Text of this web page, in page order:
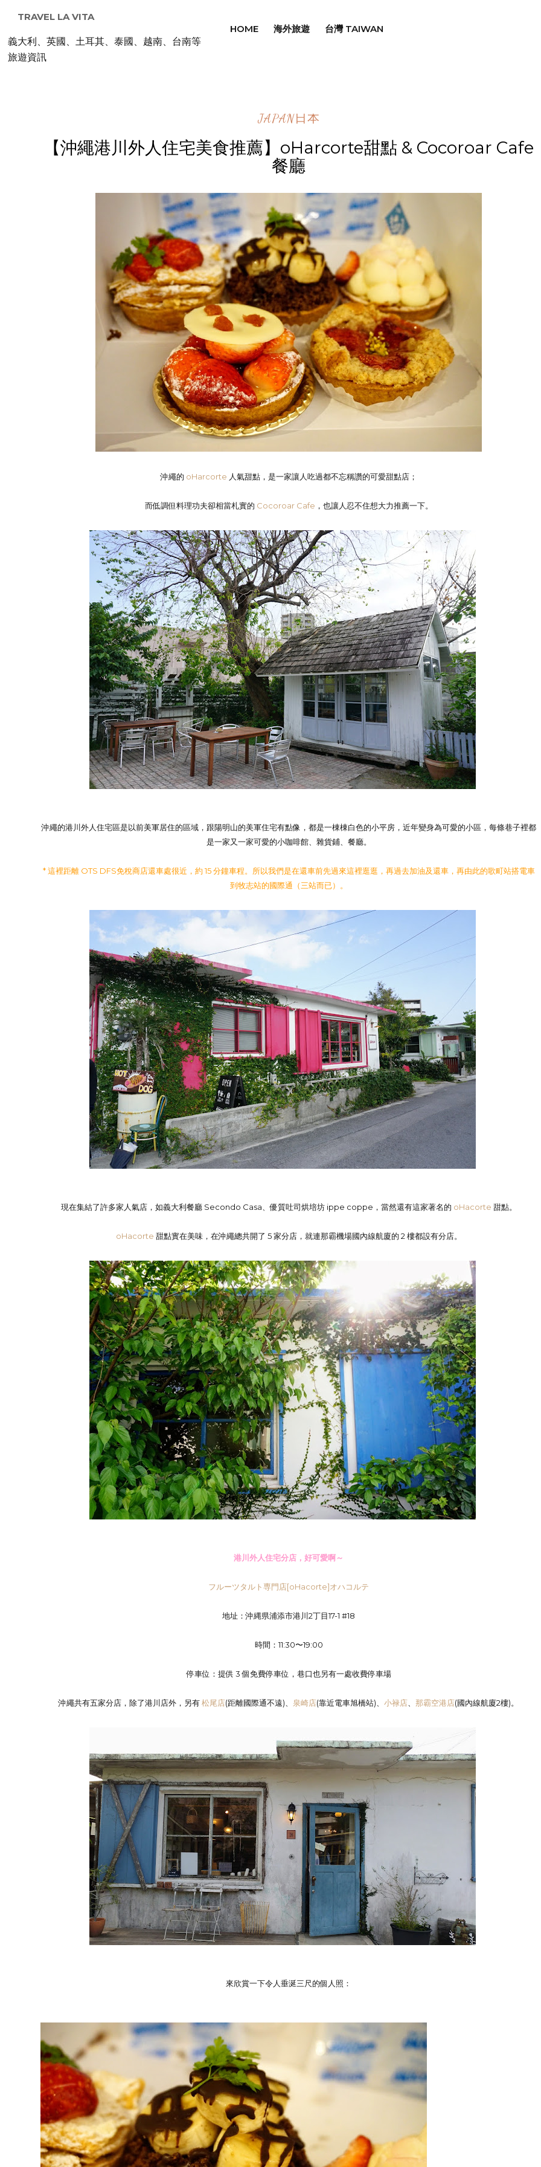
TRAVEL LA VITA
義大利、英國、土耳其、泰國、越南、台南等
旅遊資訊
HOME 海外旅遊 台灣 TAIWAN
JAPAN日本
【沖繩港川外人住宅美食推薦】oHarcorte甜點 & Cocoroar Cafe
餐廳
沖繩的 oHarcorte 人氣甜點，是一家讓人吃過都不忘稱讚的可愛甜點店；
而低調但料理功夫卻相當札實的 Cocoroar Cafe ，也讓人忍不住想大力推薦一下。
沖繩的港川外人住宅區是以前美軍居住的區域，跟陽明山的美軍住宅有點像，都是一棟棟白色的小平房，近年變身為可愛的小區，每條巷子裡都
是一家又一家可愛的小咖啡館、雜貨鋪、餐廳。
* 這裡距離 OTS DFS免稅商店還車處很近，約 15 分鐘車程。所以我們是在還車前先過來這裡逛逛，再過去加油及還車，再由此的歌町站搭電車
到牧志站的國際通（三站而已）。
現在集結了許多家人氣店，如義大利餐廳 Secondo Casa、優質吐司烘培坊 ippe coppe，當然還有這家著名的 oHacorte 甜點。
oHacorte 甜點實在美味，在沖繩總共開了 5 家分店，就連那霸機場國內線航廈的 2 樓都設有分店。
港川外人住宅分店，好可愛啊～
フルーツタルト専門店[oHacorte]オハコルテ
地址：沖縄県浦添市港川2丁目17-1 #18
時間：11:30〜19:00
停車位：提供 3 個免費停車位，巷口也另有一處收費停車場
沖繩共有五家分店，除了港川店外，另有松尾店(距離國際通不遠)、 泉崎店(靠近電車旭橋站)、小禄店 、那霸空港店(國內線航廈2樓)。
來欣賞一下令人垂涎三尺的個人照：